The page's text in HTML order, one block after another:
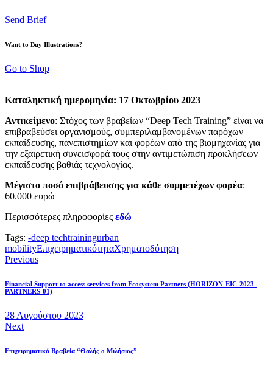
Send Brief
Want to Buy Illustrations?
Go to Shop
Καταληκτική ημερομηνία: 17 Οκτωβρίου 2023
Αντικείμενο: Στόχος των βραβείων “Deep Tech Training” είναι να
επιβραβεύσει οργανισμούς, συμπεριλαμβανομένων παρόχων
εκπαίδευσης, πανεπιστημίων και φορέων από της βιομηχανίας για
την εξαιρετική συνεισφορά τους στην αντιμετώπιση προκλήσεων
εκπαίδευσης βαθιάς τεχνολογίας.
Μέγιστο ποσό επιβράβευσης για κάθε συμμετέχων φορέα:
60.000 ευρώ
Περισσότερες πληροφορίες εδώ
Tags: -deep techtrainingurban
mobilityΕπιχειρηματικότηταΧρηματοδότηση
Πλοήγηση
άρθρων
Previous
Financial Support to access services from Ecosystem Partners (HORIZON-EIC-2023-
PARTNERS-01)
28 Αυγούστου 2023
Next
Επιχειρηματικά Βραβεία “Θαλής ο Μιλήσιος”